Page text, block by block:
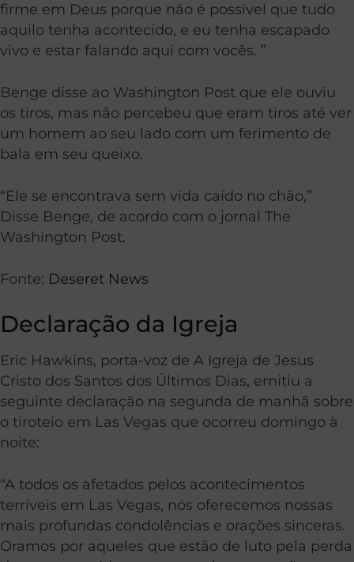
firme em Deus porque não é possível que tudo
aquilo tenha acontecido, e eu tenha escapado
vivo e estar falando aqui com vocês. ”
Benge disse ao Washington Post que ele ouviu
os tiros, mas não percebeu que eram tiros até ver
um homem ao seu lado com um ferimento de
bala em seu queixo.
“Ele se encontrava sem vida caído no chão,”
Disse Benge, de acordo com o jornal The
Washington Post.
Fonte: Deseret News
Declaração da Igreja
Eric Hawkins, porta-voz de A Igreja de Jesus
Cristo dos Santos dos Últimos Dias, emitiu a
seguinte declaração na segunda de manhã sobre
o tiroteio em Las Vegas que ocorreu domingo à
noite:
“A todos os afetados pelos acontecimentos
terríveis em Las Vegas, nós oferecemos nossas
mais profundas condolências e orações sinceras.
Oramos por aqueles que estão de luto pela perda